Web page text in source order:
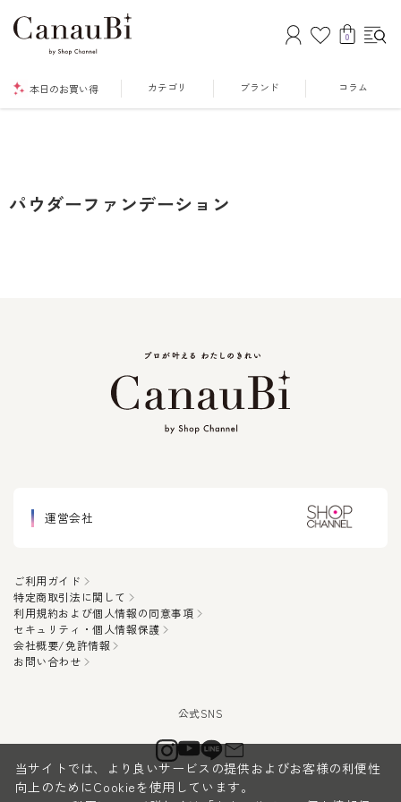
0
本日のお買い得 カテゴリ ブランド コラム
パウダーファンデーション
運営会社
ご利用ガイド
特定商取引法に関して
利用規約および個人情報の同意事項
セキュリティ・個人情報保護
会社概要/免許情報
お問い合わせ
当サイトでは、より良いサービスの提供およびお客様の利便性
向上のためにCookieを使用しています。